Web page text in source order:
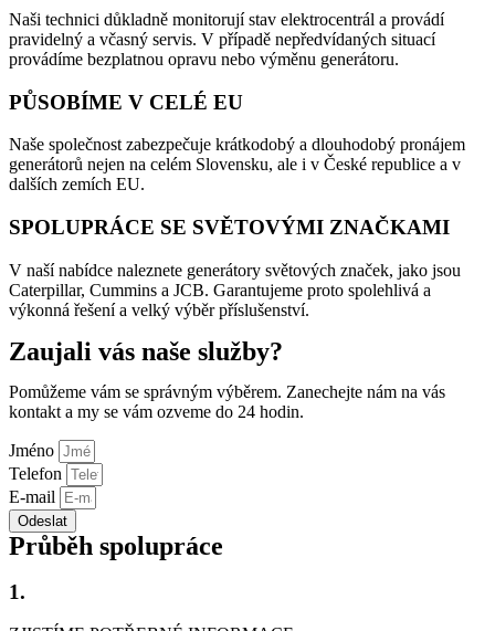
Naši technici důkladně monitorují stav elektrocentrál a provádí
pravidelný a včasný servis. V případě nepředvídaných situací
provádíme bezplatnou opravu nebo výměnu generátoru.
PŮSOBÍME V CELÉ EU
Naše společnost zabezpečuje krátkodobý a dlouhodobý pronájem
generátorů nejen na celém Slovensku, ale i v České republice a v
dalších zemích EU.
SPOLUPRÁCE SE SVĚTOVÝMI ZNAČKAMI
V naší nabídce naleznete generátory světových značek, jako jsou
Caterpillar, Cummins a JCB. Garantujeme proto spolehlivá a
výkonná řešení a velký výběr příslušenství.
Zaujali vás naše služby?
Pomůžeme vám se správným výběrem. Zanechejte nám na vás
kontakt a my se vám ozveme do 24 hodin.
Jméno
Telefon
E-mail
Odeslat
Průběh spolupráce
1.